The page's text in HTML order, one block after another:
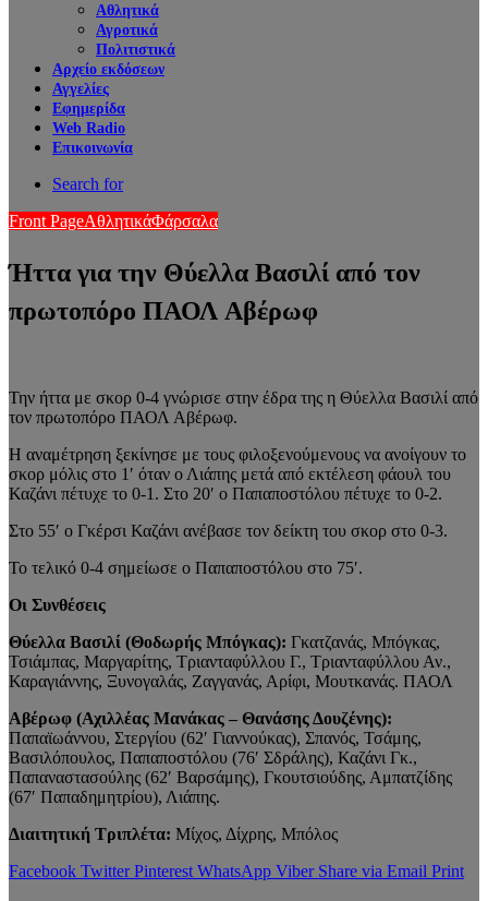
Αθλητικά
Αγροτικά
Πολιτιστικά
Αρχείο εκδόσεων
Αγγελίες
Εφημερίδα
Web Radio
Επικοινωνία
Search for
Front PageΑθλητικάΦάρσαλα
Ήττα για την Θύελλα Βασιλί από τον
πρωτοπόρο ΠΑΟΛ Αβέρωφ
Την ήττα με σκορ 0-4 γνώρισε στην έδρα της η Θύελλα Βασιλί από
τον πρωτοπόρο ΠΑΟΛ Αβέρωφ.
Η αναμέτρηση ξεκίνησε με τους φιλοξενούμενους να ανοίγουν το
σκορ μόλις στο 1′ όταν ο Λιάπης μετά από εκτέλεση φάουλ του
Καζάνι πέτυχε το 0-1. Στο 20′ ο Παπαποστόλου πέτυχε το 0-2.
Στο 55′ ο Γκέρσι Καζάνι ανέβασε τον δείκτη του σκορ στο 0-3.
Το τελικό 0-4 σημείωσε ο Παπαποστόλου στο 75′.
Οι Συνθέσεις
Θύελλα Βασιλί (Θοδωρής Μπόγκας): Γκατζανάς, Μπόγκας,
Τσιάμπας, Μαργαρίτης, Τριανταφύλλου Γ., Τριανταφύλλου Αν.,
Καραγιάννης, Ξυνογαλάς, Ζαγγανάς, Αρίφι, Μουτκανάς. ΠΑΟΛ
Αβέρωφ (Αχιλλέας Μανάκας – Θανάσης Δουζένης):
Παπαϊωάννου, Στεργίου (62′ Γιαννούκας), Σπανός, Τσάμης,
Βασιλόπουλος, Παπαποστόλου (76′ Σδράλης), Καζάνι Γκ.,
Παπαναστασούλης (62′ Βαρσάμης), Γκουτσιούδης, Αμπατζίδης
(67′ Παπαδημητρίου), Λιάπης.
Διαιτητική Τριπλέτα: Μίχος, Δίχρης, Μπόλος
Facebook Twitter Pinterest WhatsApp Viber Share via Email Print